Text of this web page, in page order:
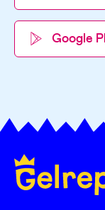
Google